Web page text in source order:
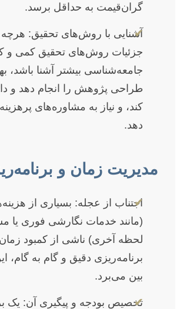
گران‌قیمت به حداقل برسد.
✔
آشنایی با روش‌های تحقیق: هرچه
جزئیات روش‌های تحقیق کمی و
جامعه‌شناسی بیشتر آشنا باشد،
طراحی پژوهش را انجام دهد و
کند، و نیاز به مشاوره‌های
دهد.
مدیریت زمان و
✔
اجتناب از عجله: بسیاری از
(مانند خدمات نگارشی فوری یا
لحظه آخری) ناشی از کمبود
برنامه‌ریزی دقیق و گام به گام،
بین می‌برد.
✔
تخصیص بودجه و پیگیری آن: یک